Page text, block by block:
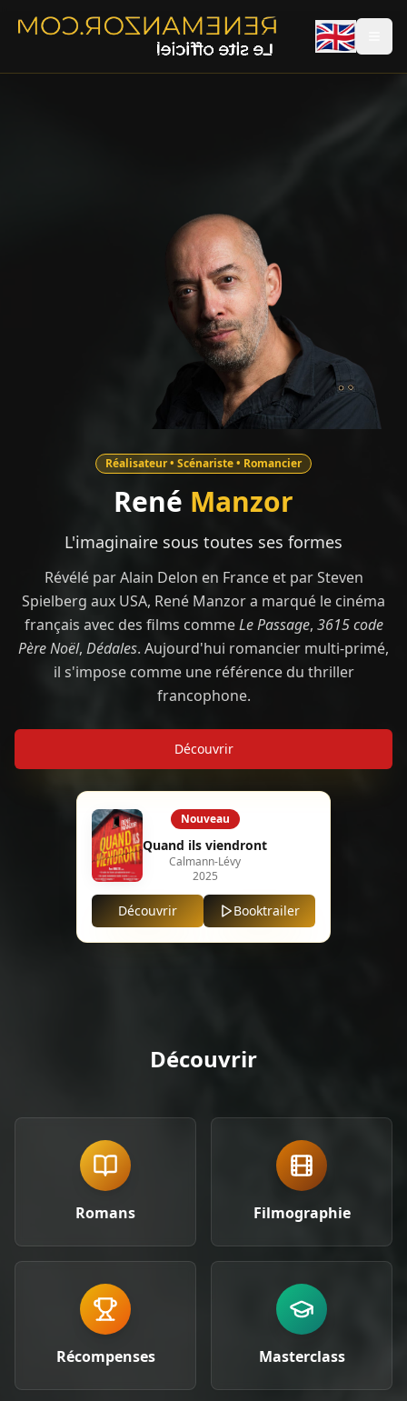
René Manzor est un réalisateur, scénariste et romancier
Filmographie principale
Le Passage (1986) — film de cinéma avec Alain Delon
Dédales (2003) — thriller avec Lambert Wilson et Sylvie
Apocryphe — Calmann-Lévy
Quand ils viendront (2025) — Calmann-Lévy
Né de père français et de mère uruguayenne, René
🇬🇧
Réalisateur • Scénariste • Romancier
René Manzor
L'imaginaire sous toutes ses formes
Révélé par Alain Delon en France et par Steven
Spielberg aux USA, René Manzor a marqué le cinéma
français avec des films commeLe Passage, 3615 code
Père Noël, Dédales. Aujourd'hui romancier multi-primé,
il s'impose comme une référence du thriller
francophone.
Découvrir
Nouveau
Quand ils viendront
Calmann-Lévy
2025
Découvrir Booktrailer
Découvrir
Romans Filmographie
Récompenses Masterclass